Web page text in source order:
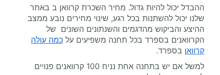
ההבדל יכול להיות גדול. מחיר השכרת קרוואן ב באתר
שלנו יכול להשתנות בכל רגע, שינוי מחירים נובע ממצב
ההיצע והביקוש מהדגמים והשנתונים השונים של
הקרוואנים בספרד בכל תחנה משפיעים על כמה עולה
קרוואן בספרד.
למשל אם יש בתחנה אחת נניח 100 קרוואנים פנויים